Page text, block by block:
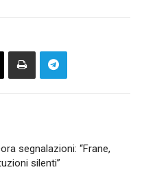
segnalazioni: “Frane,
silenti”